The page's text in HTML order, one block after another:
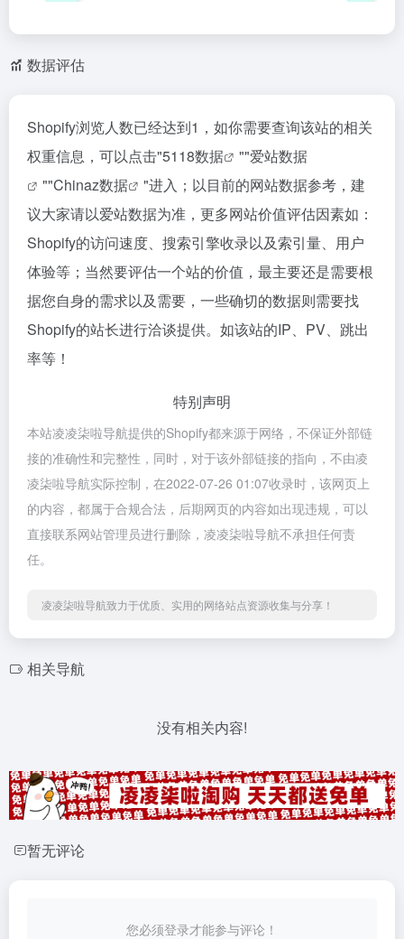
数据评估
Shopify浏览人数已经达到1，如你需要查询该站的相关
权重信息，可以点击"5118数据 ""爱站数据
""Chinaz数据
"进入；以目前的网站数据参考，建
议大家请以爱站数据为准，更多网站价值评估因素如：
Shopify的访问速度、搜索引擎收录以及索引量、用户
体验等；当然要评估一个站的价值，最主要还是需要根
据您自身的需求以及需要，一些确切的数据则需要找
Shopify的站长进行洽谈提供。如该站的IP、PV、跳出
率等！
特别声明
本站凌凌柒啦导航提供的Shopify都来源于网络，不保证外部链
接的准确性和完整性，同时，对于该外部链接的指向，不由凌
凌柒啦导航实际控制，在2022-07-26 01:07收录时，该网页上
的内容，都属于合规合法，后期网页的内容如出现违规，可以
直接联系网站管理员进行删除，凌凌柒啦导航不承担任何责
任。
凌凌柒啦导航致力于优质、实用的网络站点资源收集与分享！
相关导航
没有相关内容!
暂无评论
您必须登录才能参与评论！